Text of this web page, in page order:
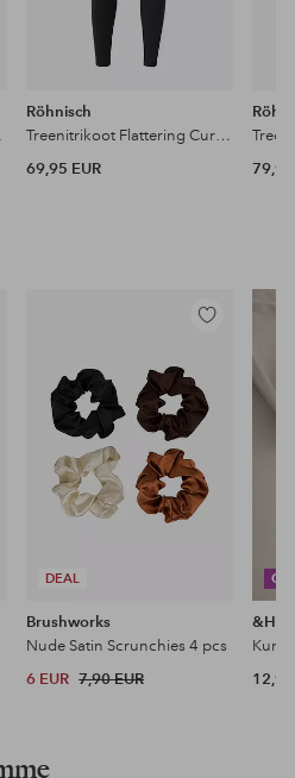
Röhnisch
Treenitrikoot Flattering Curved High Waist Tights
69,95 EUR
79,95
DEAL
Lisää
Brushworks
Nude Satin Scrunchies 4 pcs
6 EUR 7,90 EUR 12,99